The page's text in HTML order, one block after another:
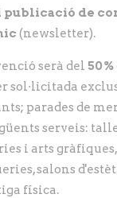
de
(newsletter).
serà del
sol·licitada
parades de
serveis:
i arts
salons
física.